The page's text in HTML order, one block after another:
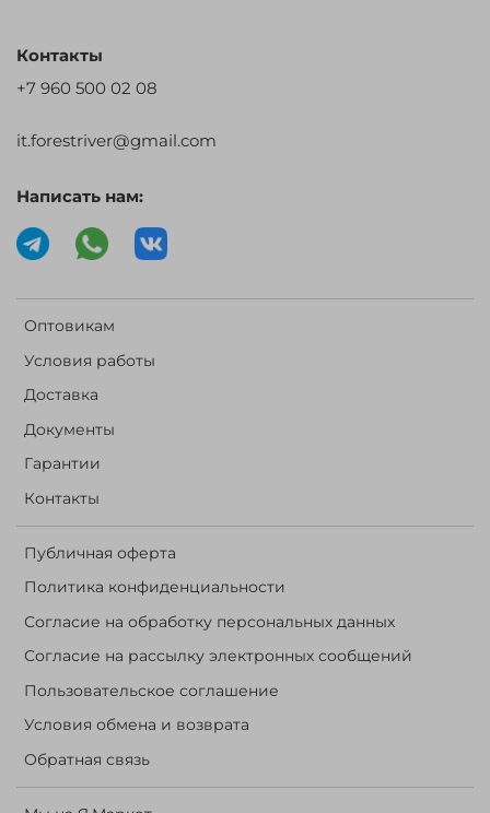
Оптовикам
Условия работы
Доставка
Документы
Гарантии
Контакты
Публичная оферта
Политика конфиденциальности
Согласие на обработку персональных данных
Согласие на рассылку электронных сообщений
Пользовательское соглашение
Условия обмена и возврата
Обратная связь
Контакты
+7 960 500 02 08
it.forestriver@gmail.com
Написать нам: